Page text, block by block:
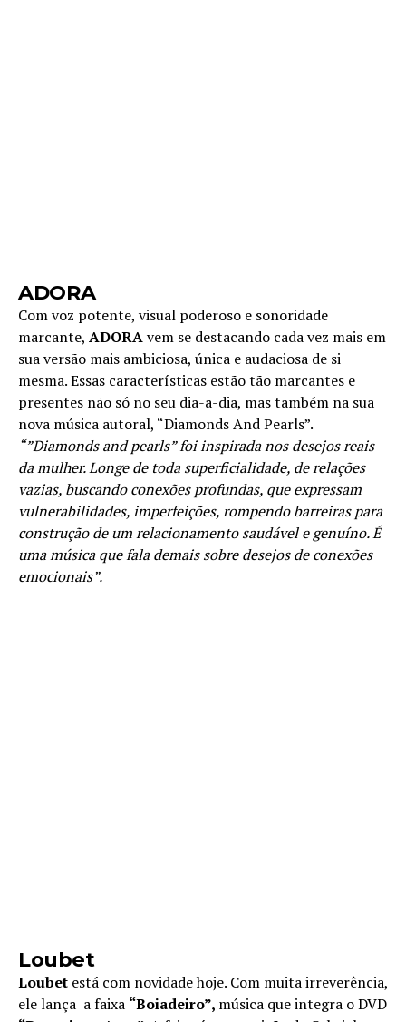
ADORA
Com voz potente, visual poderoso e sonoridade
marcante, ADORAvem se destacando cada vez mais em
sua versão mais ambiciosa, única e audaciosa de si
mesma. Essas características estão tão marcantes e
presentes não só no seu dia-a-dia, mas também na sua
nova música autoral, “Diamonds And Pearls”.
“”Diamonds and pearls” foi inspirada nos desejos reais
da mulher. Longe de toda superficialidade, de relações
vazias, buscando conexões profundas, que expressam
vulnerabilidades, imperfeições, rompendo barreiras para
construção de um relacionamento saudável e genuíno. É
uma música que fala demais sobre desejos de conexões
emocionais”.
Loubet
Loubet está com novidade hoje. Com muita irreverência,
ele lança a faixa “Boiadeiro”, música que integra o DVD